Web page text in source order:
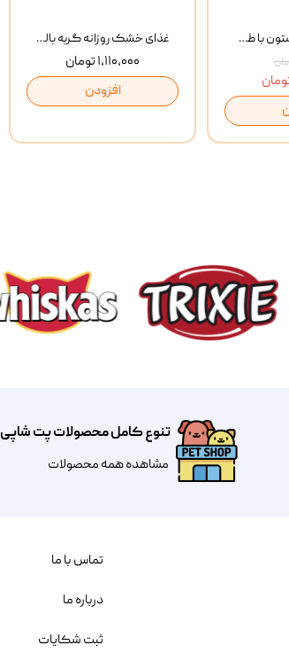
غذای خشک روزانه گربه بالغ مفید MoFeed Adult Daily Cat Food وزن 2 کیلوگرم
۱,۱۱۰,۰۰۰ تومان
افزودن
بستنی گربه وینستون با طعم مرغ و ماهی Winstone Chicken & Fish بسته 8 عددی
تنوع کامل محصولات پت شاپی
مشاهده همه محصولات
تماس با ما
درباره ما
ثبت شکایات